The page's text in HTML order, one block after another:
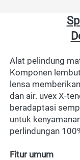
Alat pelindung
Komponen
lensa
dan air. uvex X-
beradaptasi
untuk
perlindungan
Fitur umum